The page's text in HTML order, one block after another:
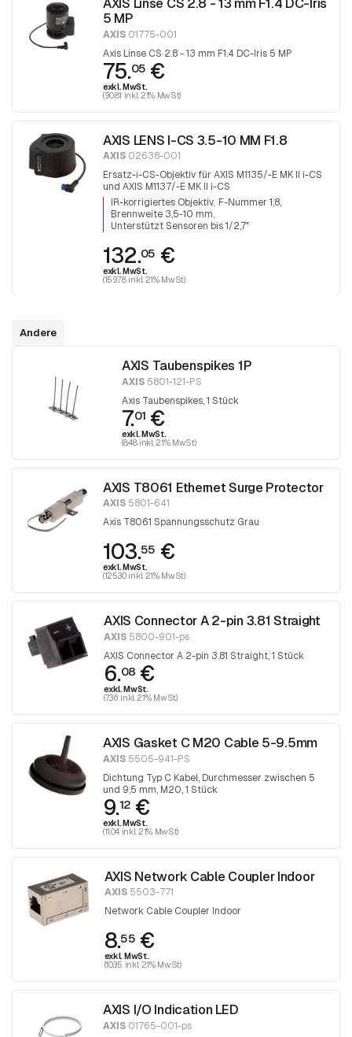
5 MP
AXIS 01775-001
Axis Linse CS 2.8 - 13 mm F1.4 DC-Iris 5 MP
75.05 €
exkl. MwSt.
(90.81 inkl. 21% MwSt)
AXIS LENS I-CS 3.5-10 MM F1.8
AXIS 02638-001
Ersatz-i-CS-Objektiv für AXIS M1135/-E MK II i-CS
und AXIS M1137/-E MK II i-CS
IR-korrigiertes Objektiv F-Nummer 1,8
Brennweite 3,5-10 mm
Unterstützt Sensoren bis 1/2,7″
132.05 €
exkl. MwSt.
(159.78 inkl. 21% MwSt)
Andere
AXIS Taubenspikes 1P
AXIS 5801-121-PS
Axis Taubenspikes, 1 Stück
7.01 €
exkl. MwSt.
(8.48 inkl. 21% MwSt)
AXIS T8061 Ethernet Surge Protector
AXIS 5801-641
Axis T8061 Spannungsschutz Grau
103.55 €
exkl. MwSt.
(125.30 inkl. 21% MwSt)
AXIS Connector A 2-pin 3.81 Straight
AXIS 5800-901-ps
AXIS Connector A 2-pin 3.81 Straight, 1 Stück
6.08 €
exkl. MwSt.
(7.36 inkl. 21% MwSt)
AXIS Gasket C M20 Cable 5-9.5mm
AXIS 5505-941-PS
Dichtung Typ C Kabel, Durchmesser zwischen 5
und 9,5 mm, M20, 1 Stück
9.12 €
exkl. MwSt.
(11.04 inkl. 21% MwSt)
AXIS Network Cable Coupler Indoor
AXIS5503-771
Network Cable Coupler Indoor
8.55€
exkl. MwSt.
(10.35 inkl. 21% MwSt)
AXIS I/O Indication LED
AXIS 01765-001-ps